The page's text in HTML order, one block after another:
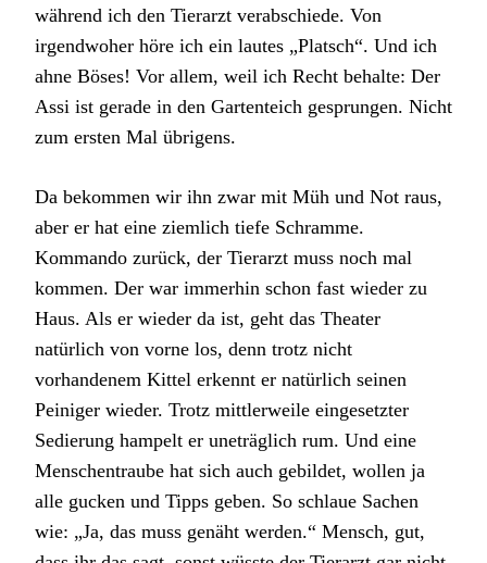
während ich den Tierarzt verabschiede. Von
irgendwoher höre ich ein lautes „Platsch“. Und ich
ahne Böses! Vor allem, weil ich Recht behalte: Der
Assi ist gerade in den Gartenteich gesprungen. Nicht
zum ersten Mal übrigens.
Da bekommen wir ihn zwar mit Müh und Not raus,
aber er hat eine ziemlich tiefe Schramme.
Kommando zurück, der Tierarzt muss noch mal
kommen. Der war immerhin schon fast wieder zu
Haus. Als er wieder da ist, geht das Theater
natürlich von vorne los, denn trotz nicht
vorhandenem Kittel erkennt er natürlich seinen
Peiniger wieder. Trotz mittlerweile eingesetzter
Sedierung hampelt er uneträglich rum. Und eine
Menschentraube hat sich auch gebildet, wollen ja
alle gucken und Tipps geben. So schlaue Sachen
wie: „Ja, das muss genäht werden.“ Mensch, gut,